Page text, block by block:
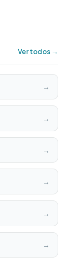
Ver todos →
→
→
→
→
→
→